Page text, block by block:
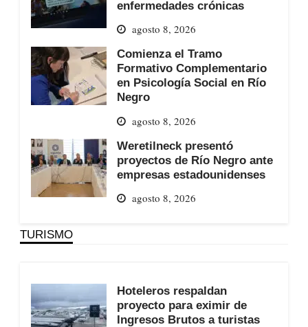
enfermedades crónicas
agosto 8, 2026
Comienza el Tramo
Formativo Complementario
en Psicología Social en Río
Negro
agosto 8, 2026
Weretilneck presentó
proyectos de Río Negro ante
empresas estadounidenses
agosto 8, 2026
TURISMO
Hoteleros respaldan
proyecto para eximir de
Ingresos Brutos a turistas